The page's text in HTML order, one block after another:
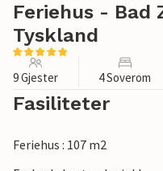
Feriehus - Bad
Tyskland
9 Gjester 4 Soverom
Fasiliteter
Feriehus : 107 m2